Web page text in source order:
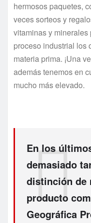
hermosos paquetes,
veces sorteos y
vitaminas y
proceso industrial los
materia prima. ¡Una
además tenemos en
mucho más elevado.
En los
demasiado
distinción de
producto
Geográfica